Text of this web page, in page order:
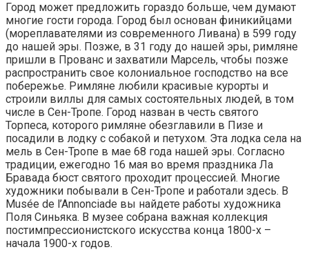
Город может предложить гораздо больше, чем думают
многие гости города. Город был основан финикийцами
(мореплавателями из современного Ливана) в 599 году
до нашей эры. Позже, в 31 году до нашей эры, римляне
пришли в Прованс и захватили Марсель, чтобы позже
распространить свое колониальное господство на все
побережье. Римляне любили красивые курорты и
строили виллы для самых состоятельных людей, в том
числе в Сен-Тропе. Город назван в честь святого
Торпеса, которого римляне обезглавили в Пизе и
посадили в лодку с собакой и петухом. Эта лодка села на
мель в Сен-Тропе в мае 68 года нашей эры. Согласно
традиции, ежегодно 16 мая во время праздника Ла
Бравада бюст святого проходит процессией. Многие
художники побывали в Сен-Тропе и работали здесь. В
Musée de l’Annonciade вы найдете работы художника
Поля Синьяка. В музее собрана важная коллекция
постимпрессионистского искусства конца 1800-х –
начала 1900-х годов.